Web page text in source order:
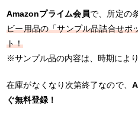
Amazonプライム会員で、所定の
ビー用品の「サンプル品詰合せボ
ト！
※サンプル品の内容は、時期により
在庫がなくなり次第終了なので、
ぐ無料登録！